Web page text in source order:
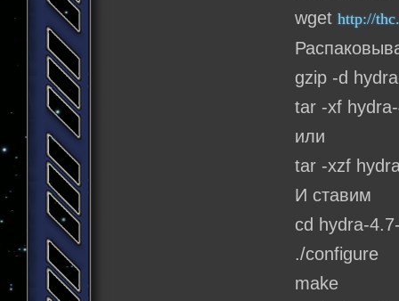
wgethttp://
gzip -d
tar -xf
или
tar -xzf
И ставим
cd hydra-
./configure
make